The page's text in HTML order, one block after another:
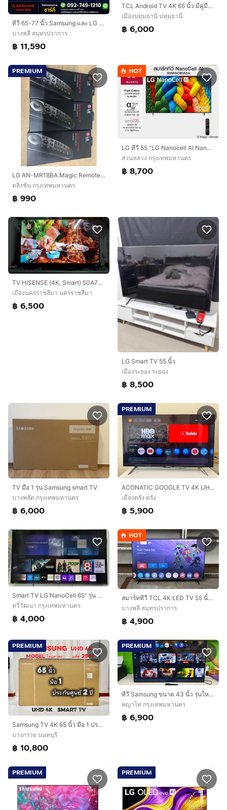
ทีวี 65-77 นิ้ว Samsung และ LG ราคาพิเศษ ของใหม่ สภาพสวย พร้อมใช้งาน
บางพลี สมุทรปราการ
฿ 11,590
TCL Android TV 4K 65 นิ้ว มีคู่มือ รีโมท ครบแถมเสาดิจิตอลทีวี และ ขาแขวนผนัง ให้
เมืองปทุมธานี ปทุมธานี
฿ 6,000
PREMIUM
LG AN-MR18BA Magic Remote Control for Select 2018 LG AI ThinQ® Smart TV
ตลิ่งชัน กรุงเทพมหานคร
฿ 990
HOT
LG ทีวี 55 “LG Nanocell AI Nano 80 4K Smart TV 2025 สินค้าพร้อมกล่องและคู่มือ
สวนหลวง กรุงเทพมหานคร
฿ 8,700
TV HISENSE (4K, Smart) 50A7100F
เมืองนครราชสีมา นครราชสีมา
฿ 6,500
LG Smart TV 55 นิ้ว
เมืองระยอง ระยอง
฿ 8,500
TV มือ 1 รุ่น Samsung smart TV
บางพลัด กรุงเทพมหานคร
฿ 6,000
PREMIUM
ACONATIC GOOGLE TV 4K UHD LED 55" รุ่น 55US700AN
เมืองตรัง ตรัง
฿ 5,900
Smart TV LG NanoCell 65" รุ่น SM8100PTA
ทวีวัฒนา กรุงเทพมหานคร
฿ 4,000
HOT
สมาร์ททีวี TCL 4K LED TV 55 นิ้ว รุ่น 55P6K
บางพลี สมุทรปราการ
฿ 4,900
PREMIUM
Samsung TV 4K 65 นิ้ว มือ 1 ประกันศูนย์ 2 ปี รุ่นใหม่ล่าสุด ผลิตเดือน 5 ปี 2026 CrystalPro 4K
บางกรวย นนทบุรี
฿ 10,800
PREMIUM
ทีวี Samsung ขนาด 43 นิ้ว รุ่นใหม่ปี 2025 ตัวเครื่องใหม่มาก ยังไม่ได้ใช้งาน
พญาไท กรุงเทพมหานคร
฿ 6,900
PREMIUM PREMIUM